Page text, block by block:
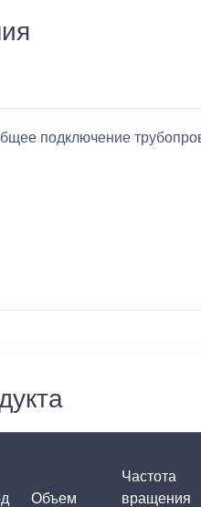
подключение
Объем
Частота
вращения